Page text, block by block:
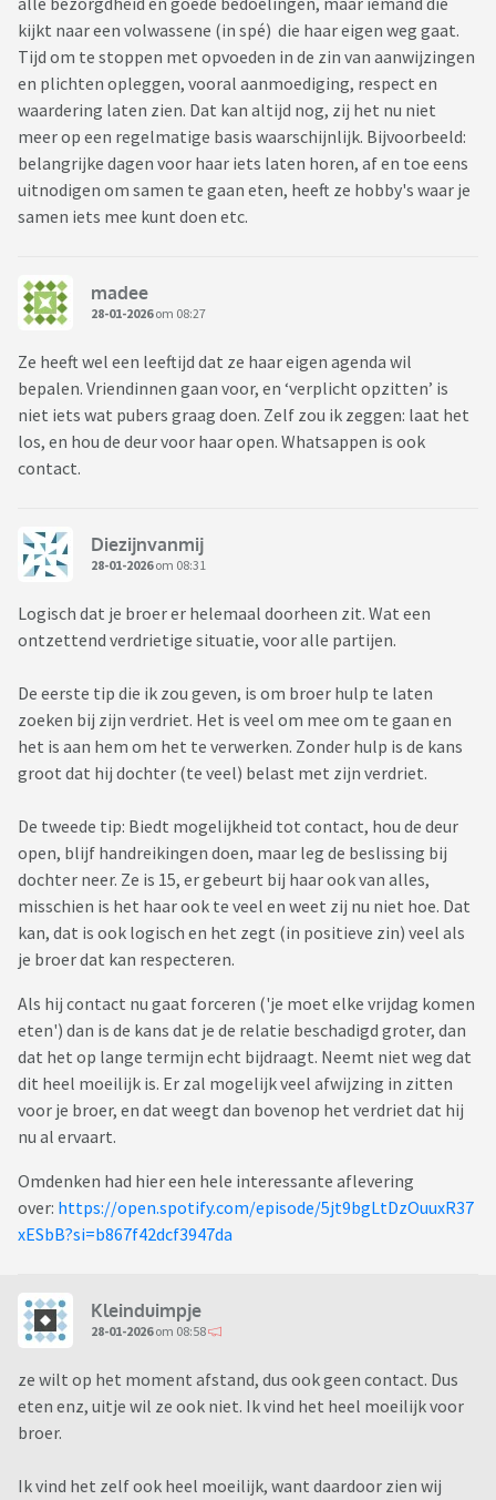
kijkt naar een volwassene (in spé) die haar eigen weg gaat.
Tijd om te stoppen met opvoeden in de zin van aanwijzingen
en plichten opleggen, vooral aanmoediging, respect en
waardering laten zien. Dat kan altijd nog, zij het nu niet
meer op een regelmatige basis waarschijnlijk. Bijvoorbeeld:
belangrijke dagen voor haar iets laten horen, af en toe eens
uitnodigen om samen te gaan eten, heeft ze hobby's waar je
samen iets mee kunt doen etc.
madee
28-01-2026om 08:27
Ze heeft wel een leeftijd dat ze haar eigen agenda wil
bepalen. Vriendinnen gaan voor, en ‘verplicht opzitten’ is
niet iets wat pubers graag doen. Zelf zou ik zeggen: laat het
los, en hou de deur voor haar open. Whatsappen is ook
contact.
Diezijnvanmij
28-01-2026om 08:31
Logisch dat je broer er helemaal doorheen zit. Wat een
ontzettend verdrietige situatie, voor alle partijen.
De eerste tip die ik zou geven, is om broer hulp te laten
zoeken bij zijn verdriet. Het is veel om mee om te gaan en
het is aan hem om het te verwerken. Zonder hulp is de kans
groot dat hij dochter (te veel) belast met zijn verdriet.
De tweede tip: Biedt mogelijkheid tot contact, hou de deur
open, blijf handreikingen doen, maar leg de beslissing bij
dochter neer. Ze is 15, er gebeurt bij haar ook van alles,
misschien is het haar ook te veel en weet zij nu niet hoe. Dat
kan, dat is ook logisch en het zegt (in positieve zin) veel als
je broer dat kan respecteren.
Als hij contact nu gaat forceren ('je moet elke vrijdag komen
eten') dan is de kans dat je de relatie beschadigd groter, dan
dat het op lange termijn echt bijdraagt. Neemt niet weg dat
dit heel moeilijk is. Er zal mogelijk veel afwijzing in zitten
voor je broer, en dat weegt dan bovenop het verdriet dat hij
nu al ervaart.
Omdenken had hier een hele interessante aflevering
over: https://open.spotify.com/episode/5jt9bgLtDzOuuxR37
xESbB?si=b867f42dcf3947da
Kleinduimpje
28-01-2026om 08:58
ze wilt op het moment afstand, dus ook geen contact. Dus
eten enz, uitje wil ze ook niet. Ik vind het heel moeilijk voor
broer.
Ik vind het zelf ook heel moeilijk, want daardoor zien wij